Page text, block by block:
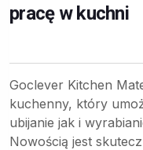
pracę w kuchni
Goclever Kitchen
kuchenny, który
ubijanie jak i
Nowością jest